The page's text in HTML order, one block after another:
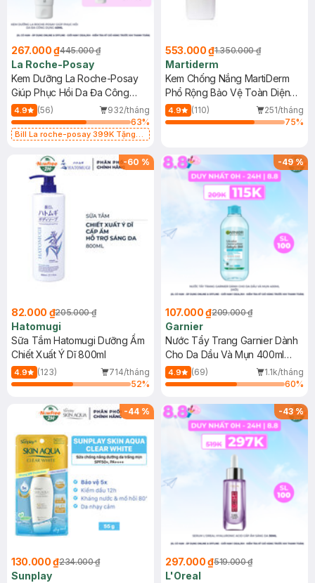
267.000 ₫445.000 ₫
La Roche-Posay
Kem Dưỡng La Roche-Posay
Giúp Phục Hồi Da Đa Công
Dụng 40ml
4.9 (56)
932/tháng
63%
Bill La roche-posay 399K Tặng
(SL có hạn)
553.000 ₫1.350.000 ₫
Martiderm
Kem Chống Nắng MartiDerm
Phổ Rộng Bảo Vệ Toàn Diện
40ml
4.9 (110)
251/tháng
75%
-60 %
82.000 ₫205.000 ₫
Hatomugi
Sữa Tắm Hatomugi Dưỡng Ẩm
Chiết Xuất Ý Dĩ 800ml
4.9 (123)
714/tháng
52%
-49%
107.000 ₫209.000 ₫
Garnier
Nước Tẩy Trang Garnier Dành
Cho Da Dầu Và Mụn 400ml
(Mới)
4.9 (69)
1.1k/tháng
60%
-44 %
130.000 ₫234.000 ₫
Sunplay
-43%
297.000 ₫519.000 ₫
L'Oreal